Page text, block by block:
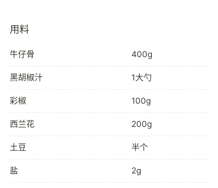
用料
牛仔骨 400g
黑胡椒汁 1大勺
彩椒 100g
西兰花 200g
土豆 半个
盐 2g